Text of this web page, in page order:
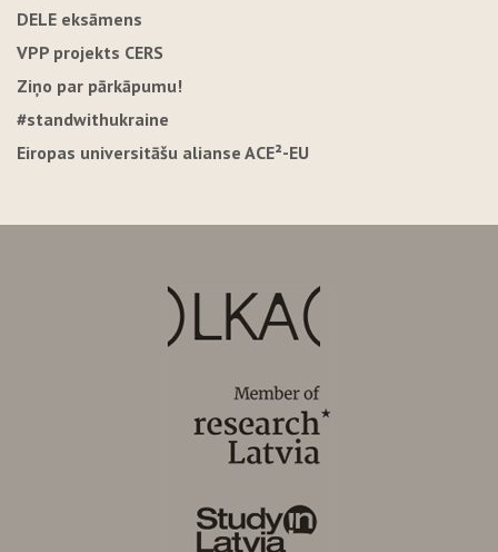
DELE eksāmens
VPP projekts CERS
Ziņo par pārkāpumu!
#standwithukraine
Eiropas universitāšu alianse ACE²-EU